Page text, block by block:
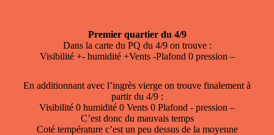
Premier quartier du 4/9
Dans la carte du PQ du 4/9 on trouve :
Visibilité +- humidité +Vents -Plafond 0 pression –
En additionnant avec l’ingrès vierge on trouve finalement à
partir du 4/9 :
Visibilité 0 humidité 0 Vents 0 Plafond - pression –
C’est donc du mauvais temps
Coté température c’est un peu dessus de la moyenne